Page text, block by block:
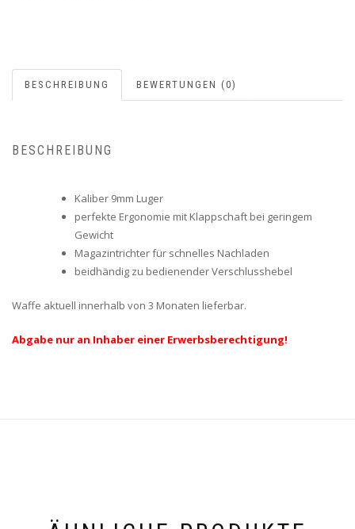
BESCHREIBUNG BEWERTUNGEN (0)
BESCHREIBUNG
Kaliber 9mm Luger
perfekte Ergonomie mit Klappschaft bei geringem
Gewicht
Magazintrichter für schnelles Nachladen
beidhändig zu bedienender Verschlusshebel
Waffe aktuell innerhalb von 3 Monaten lieferbar.
Abgabe nur an Inhaber einer Erwerbsberechtigung!